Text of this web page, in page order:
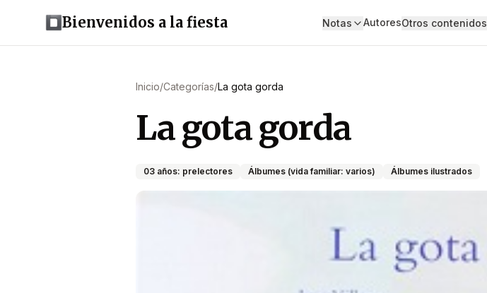
Bienvenidos a la fiesta Notas AutoresOtros contenidos
Inicio/Categorías/La gota gorda
La gota gorda
03 años: prelectores Álbumes (vida familiar: varios) Álbumes ilustrados